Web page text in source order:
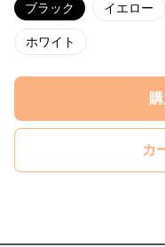
ブラック イエロー
ホワイト
カ